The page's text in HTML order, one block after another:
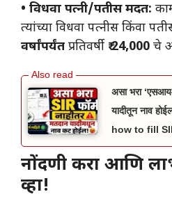
• विधवा पत्नी/पतीस मदत:
त्यांच्या विधवा पत्नीस किंवा
वर्षांपर्यंत प्रतिवर्षी ₹ 24,000 चे
असा भरा
यादीतून नाव
how to fill
नोंदणी करा आणि
व्हा!